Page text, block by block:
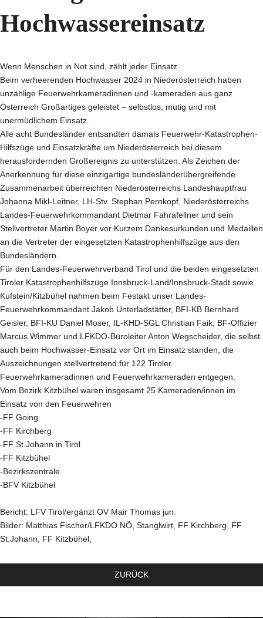
Hochwassereinsatz
Wenn Menschen in Not sind, zählt jeder Einsatz.
Beim verheerenden Hochwasser 2024 in Niederösterreich haben
unzählige Feuerwehrkameradinnen und -kameraden aus ganz
Österreich Großartiges geleistet – selbstlos, mutig und mit
unermüdlichem Einsatz.
Alle acht Bundesländer entsandten damals Feuerwehr-Katastrophen-
Hilfszüge und Einsatzkräfte um Niederösterreich bei diesem
herausfordernden Großereignis zu unterstützen. Als Zeichen der
Anerkennung für diese einzigartige bundesländerübergreifende
Zusammenarbeit überreichten Niederösterreichs Landeshauptfrau
Johanna Mikl-Leitner, LH-Stv. Stephan Pernkopf, Niederösterreichs
Landes-Feuerwehrkommandant Dietmar Fahrafellner und sein
Stellvertreter Martin Boyer vor Kurzem Dankesurkunden und Medaillen
an die Vertreter der eingesetzten Katastrophenhilfszüge aus den
Bundesländern.
Für den Landes-Feuerwehrverband Tirol und die beiden eingesetzten
Tiroler Katastrophenhilfszüge Innsbruck-Land/Innsbruck-Stadt sowie
Kufstein/Kitzbühel nahmen beim Festakt unser Landes-
Feuerwehrkommandant Jakob Unterladstätter, BFI-KB Bernhard
Geisler, BFI-KU Daniel Moser, IL-KHD-SGL Christian Faik, BF-Offizier
Marcus Wimmer und LFKDO-Büroleiter Anton Wegscheider, die selbst
auch beim Hochwasser-Einsatz vor Ort im Einsatz standen, die
Auszeichnungen stellvertretend für 122 Tiroler
Feuerwehrkameradinnen und Feuerwehrkameraden entgegen.
Vom Bezirk Kitzbühel waren insgesamt 25 Kameraden/innen im
Einsatz von den Feuerwehren
-FF Going
-FF Kirchberg
-FF St.Johann in Tirol
-FF Kitzbühel
-Bezirkszentrale
-BFV Kitzbühel
Bericht: LFV Tirol/ergänzt OV Mair Thomas jun.
Bilder: Matthias Fischer/LFKDO NÖ, Stanglwirt, FF Kirchberg, FF
St.Johann, FF Kitzbühel,
ZURÜCK